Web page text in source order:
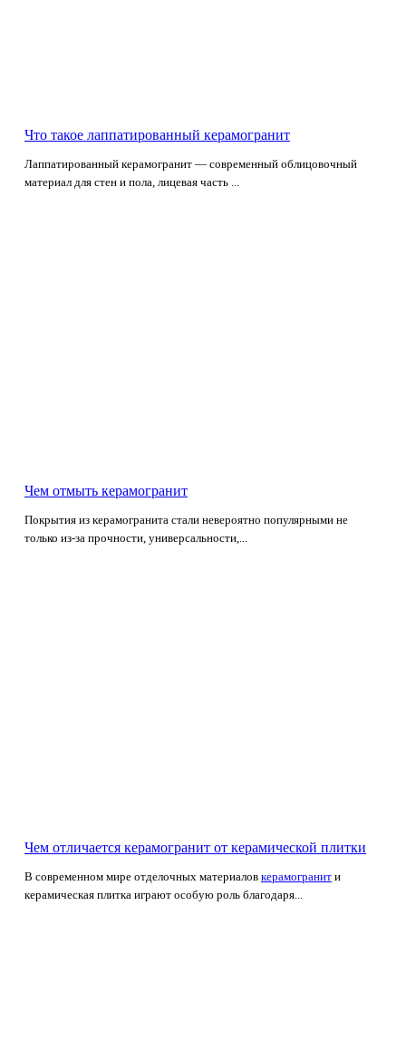
Что такое лаппатированный керамогранит
Лаппатированный керамогранит — современный облицовочный
материал для стен и пола, лицевая часть ...
Чем отмыть керамогранит
Покрытия из керамогранита стали невероятно популярными не
только из-за прочности, универсальности,...
Чем отличается керамогранит от керамической плитки
В современном мире отделочных материалов керамогранит и
керамическая плитка играют особую роль благодаря...